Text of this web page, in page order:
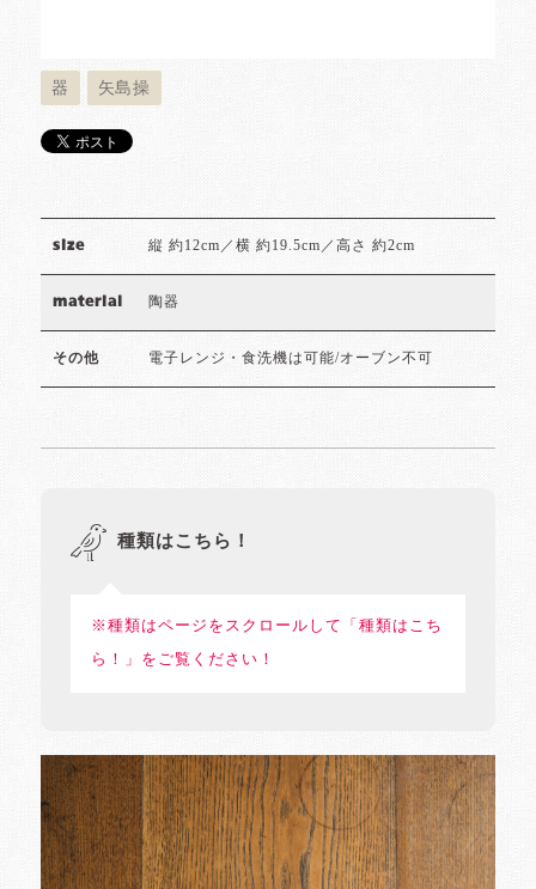
器 矢島操
size 縦 約12cm／横 約19.5cm／高さ 約2cm
material 陶器
その他 電子レンジ・食洗機は可能/オーブン不可
種類はこちら！
※種類はページをスクロールして「種類はこち
ら！」をご覧ください！